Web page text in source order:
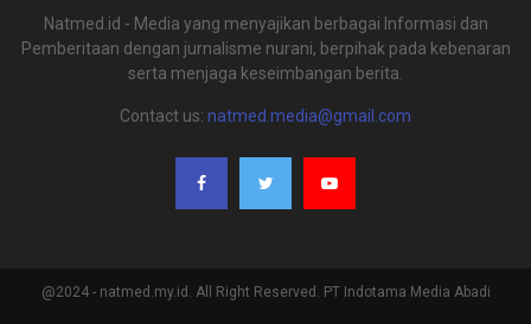
Natmed.id - Media yang menyajikan berbagai Informasi dan
Pemberitaan dengan jurnalisme nurani, berpihak pada kebenaran
serta menjaga keseimbangan berita.
Contact us: natmed.media@gmail.com
@2024 - natmed.my.id. All Right Reserved. PT Indotama Media Abadi